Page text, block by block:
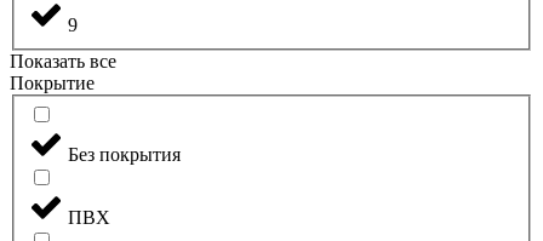
9
Показать все
Покрытие
Без покрытия
ПВХ